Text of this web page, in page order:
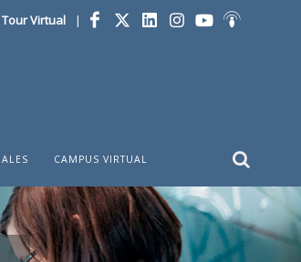
Tour Virtual |
CAMPUS VIRTUAL